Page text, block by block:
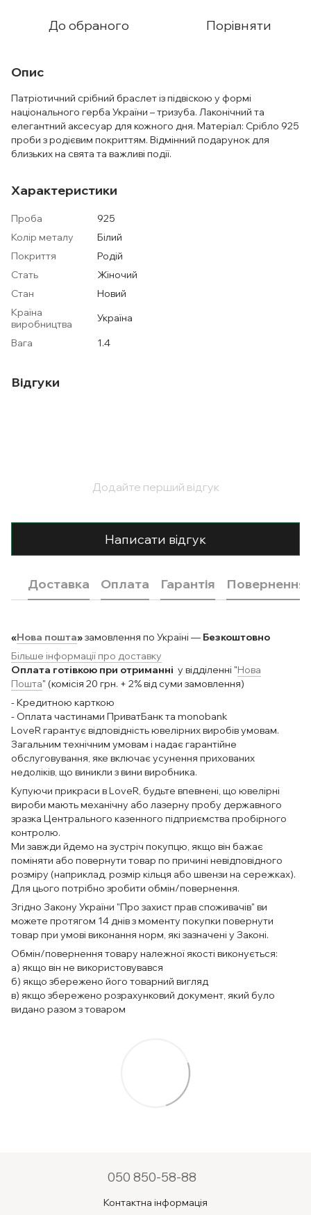
До обраного Порівняти
Опис
Патріотичний срібний браслет із підвіскою у формі
національного герба України – тризуба. Лаконічний та
елегантний аксесуар для кожного дня. Матеріал: Срібло 925
проби з родієвим покриттям. Відмінний подарунок для
близьких на свята та важливі події.
Характеристики
Проба
925
Колір металу
Білий
Покриття
Родій
Стать
Жіночий
Стан
Новий
Країна
виробництва
Україна
Вага
1.4
Відгуки
Додайте перший відгук
Написати відгук
Доставка Оплата Гарантія Повернення
«Нова пошта»замовлення по Україні — Безкоштовно
Більше інформації про доставку
Оплата готівкою при отриманні у відділенні "Нова
Пошта" (комісія 20 грн. + 2% від суми замовлення)
- Кредитною карткою
- Оплата частинами ПриватБанк та monobank
LoveR гарантує відповідність ювелірних виробів умовам.
Загальним технічним умовам і надає гарантійне
обслуговування, яке включає усунення прихованих
недоліків, що виникли з вини виробника.
Купуючи прикраси в LoveR, будьте впевнені, що ювелірні
вироби мають механічну або лазерну пробу державного
зразка Центрального казенного підприємства пробірного
контролю.
Ми завжди йдемо на зустріч покупцю, якщо він бажає
поміняти або повернути товар по причині невідповідного
розміру (наприклад, розмір кільця або швензи на сережках).
Для цього потрібно зробити обмін/повернення.
Згідно Закону України "Про захист прав споживачів" ви
можете протягом 14 днів з моменту покупки повернути
товар при умові виконання норм, які зазначені у Законі.
Обмін/повернення товару належної якості виконується:
а) якщо він не використовувався
б) якщо збережено його товарний вигляд
в) якщо збережено розрахунковий документ, який було
видано разом з товаром
050 850-58-88
Контактна інформація